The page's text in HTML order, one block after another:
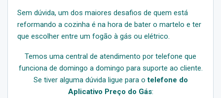
Sem dúvida, um dos maiores desafios de quem está
reformando a cozinha é na hora de bater o martelo e ter
que escolher entre um fogão à gás ou elétrico.
Temos uma central de atendimento por telefone que
funciona de domingo a domingo para suporte ao cliente.
Se tiver alguma dúvida ligue para otelefone do
Aplicativo Preço do Gás: